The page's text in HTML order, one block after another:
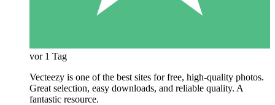
vor 1 Tag
Vecteezy is one of the best sites for free, high‑quality photos.
Great selection, easy downloads, and reliable quality. A
fantastic resource.